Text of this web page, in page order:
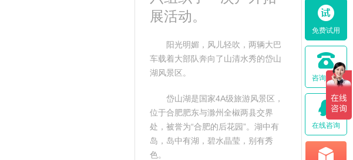
免费试用
咨询热线
在线咨询
展活动。
阳光明媚，风儿轻吹，两辆大巴
车载着大部队奔向了山清水秀的岱山
湖风景区。
岱山湖是国家4A级旅游风景区，
位于合肥肥东与滁州全椒两县交界
处，被誉为“合肥的后花园”。湖中有
岛，岛中有湖，碧水晶莹，别有秀
色。